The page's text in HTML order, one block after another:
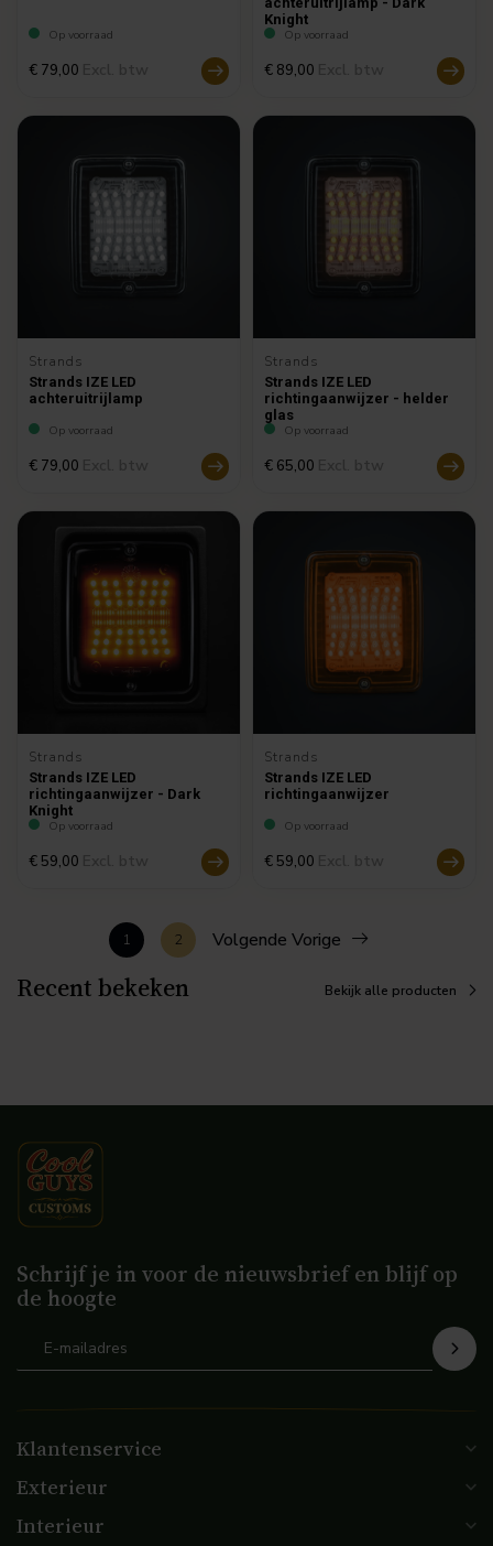
Op voorraad
€ 79,00
Knight
Op voorraad
€ 89,00
Strands
Strands IZE LED
achteruitrijlamp
Op voorraad
€ 79,00
Strands
Strands IZE LED
richtingaanwijzer - helder
glas
Op voorraad
€ 65,00
Strands
Strands IZE LED
richtingaanwijzer - Dark
Knight
Op voorraad
€ 59,00
Strands
Strands IZE LED
richtingaanwijzer
Op voorraad
€ 59,00
1 2 Volgende Vorige
Recent bekeken Bekijk alle producten
Schrijf je in voor de nieuwsbrief en blijf op
de hoogte
Klantenservice
Exterieur
Interieur